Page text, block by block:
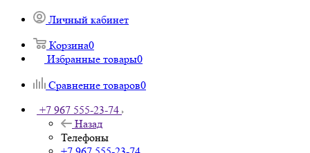
Личный кабинет
Корзина0
Избранные товары0
Сравнение товаров0
+7 967 555-23-74
Назад
Телефоны